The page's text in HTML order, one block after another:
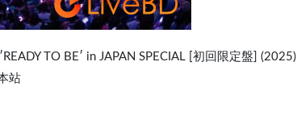
TO BE′ in JAPAN SPECIAL [初回限定盤] (2025)
站